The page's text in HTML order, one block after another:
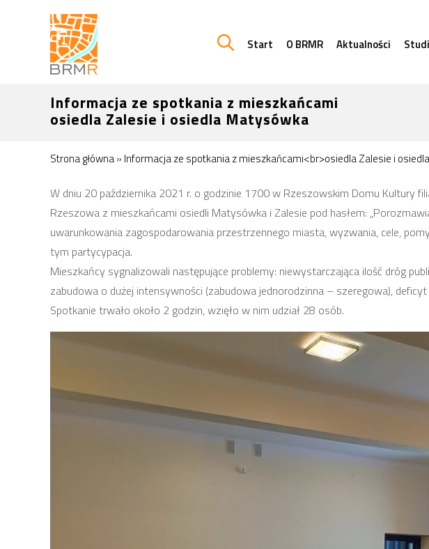
Start O BRMR Aktualności
Informacja ze spotkania z mieszkańcami
osiedla Zalesie i osiedla Matysówka
Strona główna» Informacja ze spotkania z mieszkańcami<br>osiedla Zalesie i
W dniu 20 października 2021 r. o godzinie 1700w Rzeszowskim Domu Kultury
Rzeszowa z mieszkańcami osiedli Matysówka i Zalesie pod hasłem:
uwarunkowania zagospodarowania przestrzennego miasta, wyzwania, cele,
tym partycypacja.
Mieszkańcy sygnalizowali następujące problemy: niewystarczająca ilość dróg
zabudowa o dużej intensywności (zabudowa jednorodzinna – szeregowa),
Spotkanie trwało około 2 godzin, wzięło w nim udział 28 osób.